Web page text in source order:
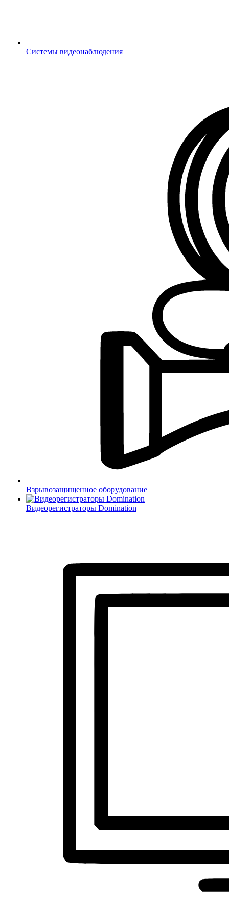
Системы видеонаблюдения
Взрывозащищенное оборудование
Видеорегистраторы Domination